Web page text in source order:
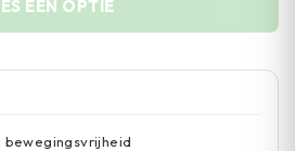
EEN OPTIE